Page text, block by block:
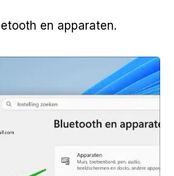
en apparaten.